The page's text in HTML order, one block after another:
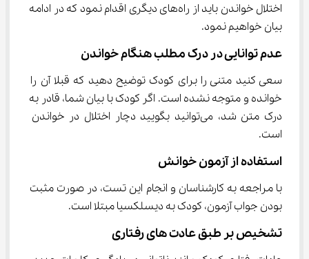
اختلال خواندن باید از راه‌های دیگری اقدام نمود که در ادامه
بیان خواهیم نمود.
عدم توانایی در درک مطلب هنگام خواندن
سعی کنید متنی را برای کودک توضیح دهید که قبلا آن را
خوانده و متوجه نشده است. اگر کودک با بیان شما، قادر به
درک متن شد، می‌توانید بگویید دچار اختلال در خواندن
است.
استفاده از آزمون خوانش
با مراجعه به کارشناسان و انجام این تست، در صورت مثبت
بودن جواب آزمون، کودک به دیسلکسیا مبتلا است.
تشخیص بر طبق عادت های رفتاری